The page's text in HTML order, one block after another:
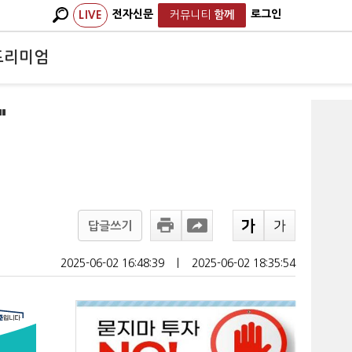
LIVE 전자신문 커뮤니티 함께 로그인
리미엄
답글쓰기
2025-06-02 16:48:39 2025-06-02 18:35:54